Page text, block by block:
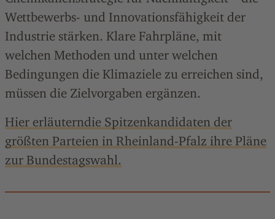
Wettbewerbs- und Innovationsfähigkeit der
Industrie stärken. Klare Fahrpläne, mit
welchen Methoden und unter welchen
Bedingungen die Klimaziele zu erreichen sind,
müssen die Zielvorgaben ergänzen.
Hier erläuterndie Spitzenkandidaten der
größten Parteien in Rheinland-Pfalz ihre Pläne
zur Bundestagswahl.